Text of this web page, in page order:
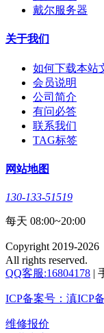
戴尔服务器
关于我们
如何下载本站
会员说明
公司简介
有问必答
联系我们
TAG标签
网站地图
130-133-51519
每天 08:00~20:00
Copyright 2019-
All rights reserved.
QQ客服:16804178 |
ICP备案号：滇ICP
维修报价